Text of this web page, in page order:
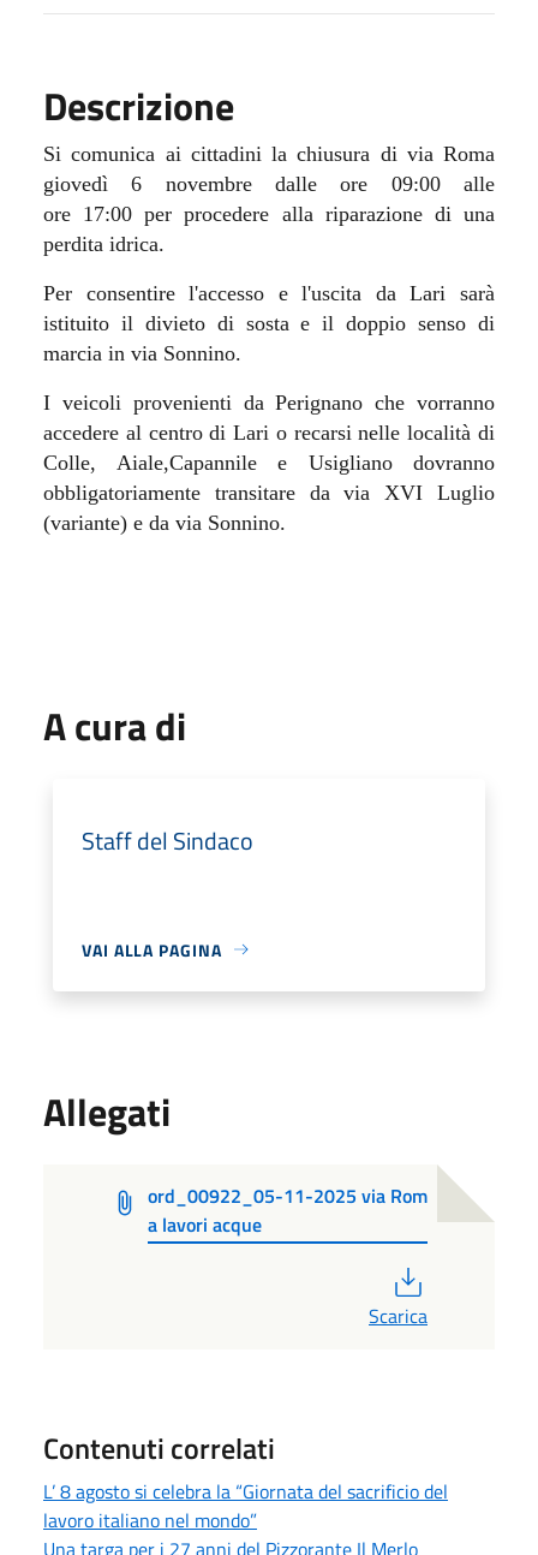
Descrizione
Si comunica ai cittadini lachiusura di via Roma
giovedì 6 novembre dalle ore 09:00alle
ore 17:00 per procedere alla riparazione di una
perdita idrica.
Per consentire l'accesso e l'uscita da Lari sarà
istituito il divieto di sosta eil doppio senso di
marcia in via Sonnino.
I veicoli provenienti da Perignano che vorranno
accedere al centro di Lari o recarsi nelle località di
Colle, Aiale,Capannile e Usigliano dovranno
obbligatoriamente transitare da via XVI Luglio
(variante) e da via Sonnino.
A cura di
Staff del Sindaco
VAI ALLA PAGINA
Allegati
ord_00922_05-11-2025 via Rom
a lavori acque
Scarica
Contenuti correlati
L’ 8 agosto si celebra la “Giornata del sacrificio del
lavoro italiano nel mondo”
Una targa per i 27 anni del Pizzorante Il Merlo